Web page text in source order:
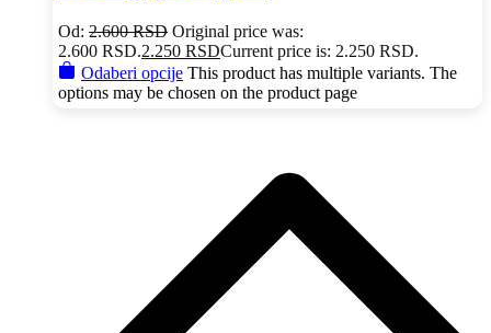
Od: 2.600RSD Original price was:
2.600 RSD.2.250 RSDCurrent price is: 2.250 RSD.
Odaberi opcije This product has multiple variants. The
options may be chosen on the product page